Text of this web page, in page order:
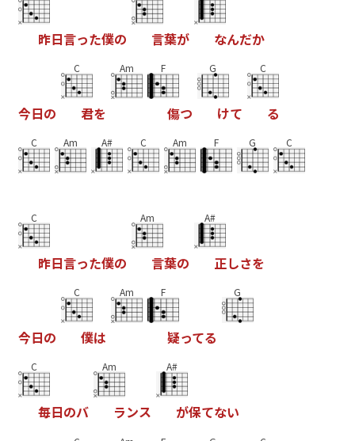
昨日言った僕の 言葉が なんだか
今日の
C
君を
Am F
傷つ
G
けて
C
る
C Am A# C Am F G C
C
昨日言った僕の
Am
言葉の
A#
正しさを
今日の
C
僕は
Am F
疑ってる
G
C
毎日のバ
Am
ランス
A#
が保てない